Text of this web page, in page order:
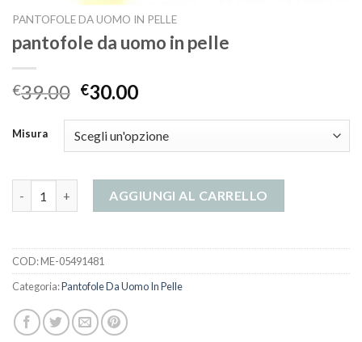
PANTOFOLE DA UOMO IN PELLE
pantofole da uomo in pelle
€39.00 €30.00
Misura
AGGIUNGI AL CARRELLO
COD:ME-05491481
Categoria:Pantofole Da Uomo In Pelle